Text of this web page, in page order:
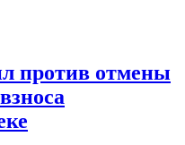
против отмены